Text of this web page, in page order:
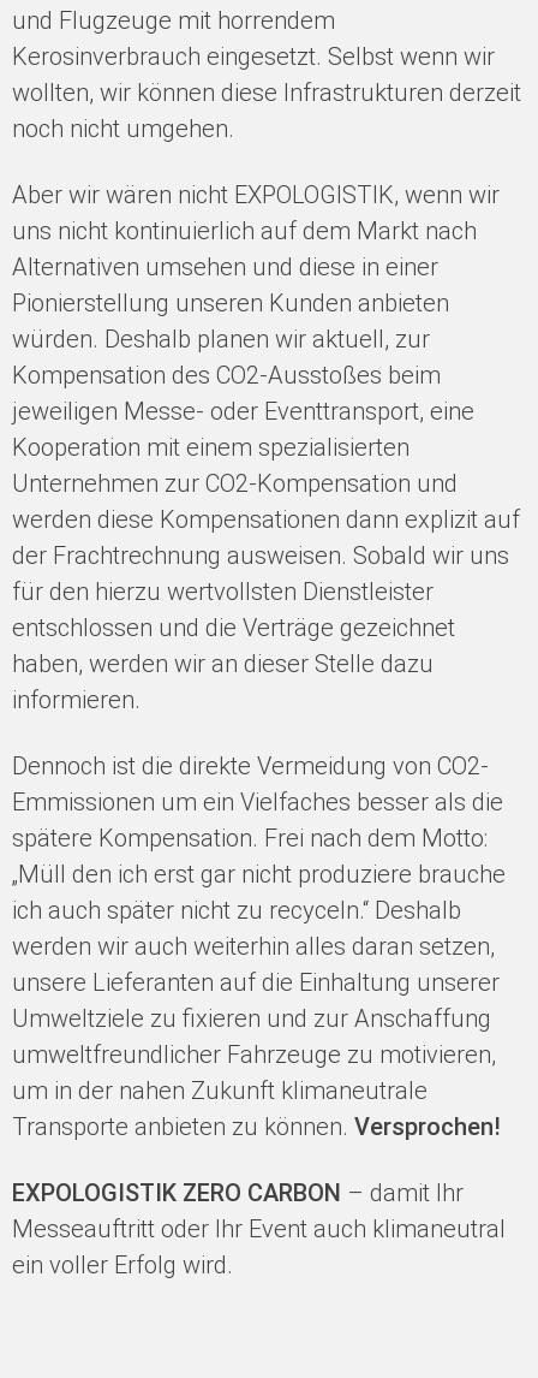
und Flugzeuge mit horrendem
Kerosinverbrauch eingesetzt. Selbst wenn wir
wollten, wir können diese Infrastrukturen derzeit
noch nicht umgehen.
Aber wir wären nicht EXPOLOGISTIK, wenn wir
uns nicht kontinuierlich auf dem Markt nach
Alternativen umsehen und diese in einer
Pionierstellung unseren Kunden anbieten
würden. Deshalb planen wir aktuell, zur
Kompensation des CO2-Ausstoßes beim
jeweiligen Messe- oder Eventtransport, eine
Kooperation mit einem spezialisierten
Unternehmen zur CO2-Kompensation und
werden diese Kompensationen dann explizit auf
der Frachtrechnung ausweisen. Sobald wir uns
für den hierzu wertvollsten Dienstleister
entschlossen und die Verträge gezeichnet
haben, werden wir an dieser Stelle dazu
informieren.
Dennoch ist die direkte Vermeidung von CO2-
Emmissionen um ein Vielfaches besser als die
spätere Kompensation. Frei nach dem Motto:
„Müll den ich erst gar nicht produziere brauche
ich auch später nicht zu recyceln.“ Deshalb
werden wir auch weiterhin alles daran setzen,
unsere Lieferanten auf die Einhaltung unserer
Umweltziele zu fixieren und zur Anschaffung
umweltfreundlicher Fahrzeuge zu motivieren,
um in der nahen Zukunft klimaneutrale
Transporte anbieten zu können. Versprochen!
EXPOLOGISTIK ZERO CARBON – damit Ihr
Messeauftritt oder Ihr Event auch klimaneutral
ein voller Erfolg wird.